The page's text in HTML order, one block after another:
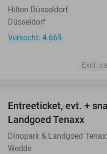
Hilton Düsseldorf
Düsseldorf
Verkocht: 4.669
Excl.
Entreeticket, evt. +
Landgoed Tenaxx
Dinopark & Landgoed
Wedde